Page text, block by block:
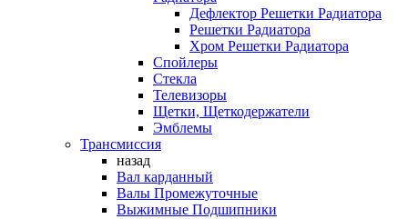
Дефлектор Решетки Радиатора
Решетки Радиатора
Хром Решетки Радиатора
Спойлеры
Стекла
Телевизоры
Щетки, Щеткодержатели
Эмблемы
Трансмиссия
назад
Вал карданный
Валы Промежуточные
Выжимные Подшипники